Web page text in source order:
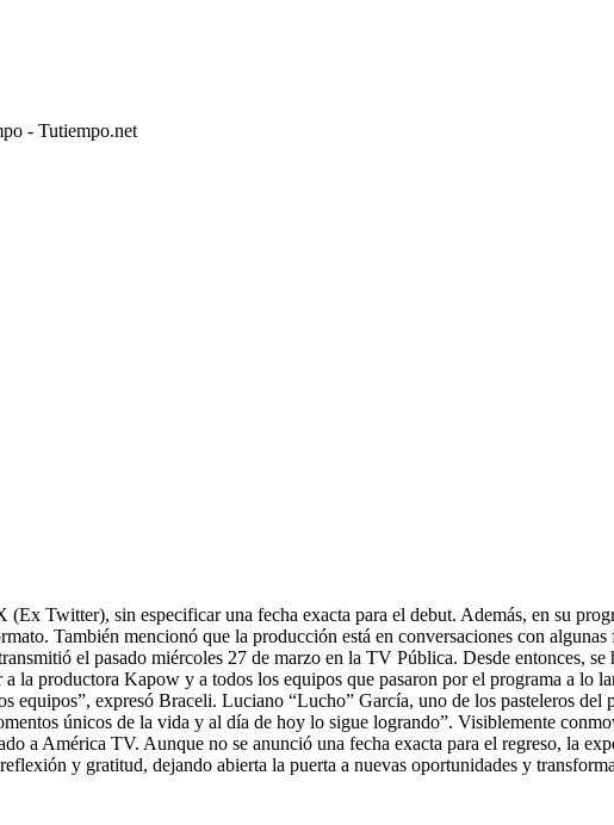
- Tutiempo.net
Twitter), sin especificar una fecha exacta para el debut. Además, en su
También mencionó que la producción está en conversaciones con
el pasado miércoles 27 de marzo en la TV Pública. Desde entonces, se
la productora Kapow y a todos los equipos que pasaron por el programa a lo
equipos”, expresó Braceli. Luciano “Lucho” García, uno de los pasteleros
únicos de la vida y al día de hoy lo sigue logrando”. Visiblemente
a América TV. Aunque no se anunció una fecha exacta para el regreso, la
y gratitud, dejando abierta la puerta a nuevas oportunidades y